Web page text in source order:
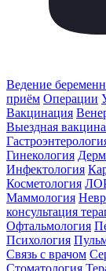
Ведение
приём Операции
Вакцинация
Выездная
Гинекология
Инфектология
Косметология
Маммология
консультация
Офтальмология
Психология
Связь с врачом
Стоматология